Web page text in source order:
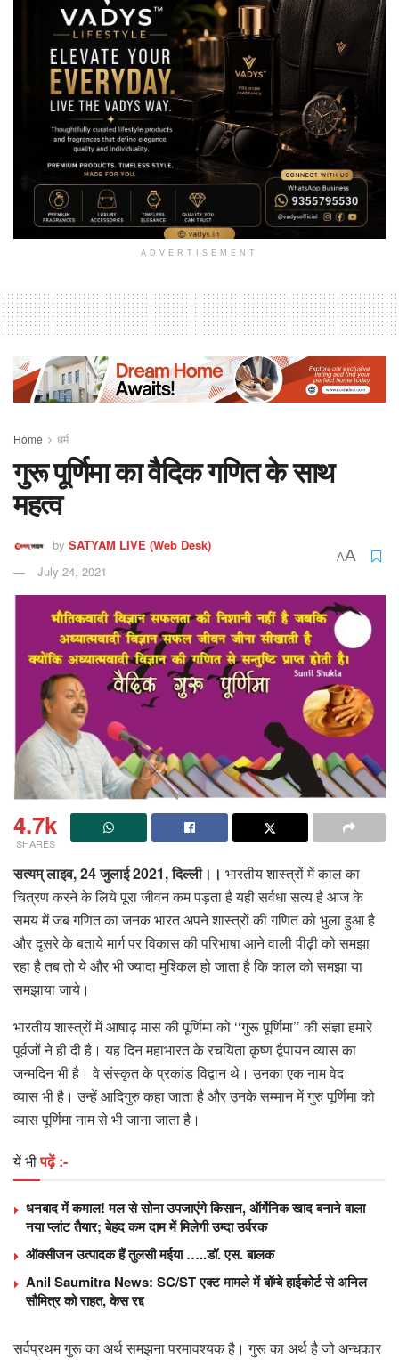
ADVERTISEMENT
Home धर्म
गुरू पूर्णिमा का वैदिक गणित के साथ
महत्व
by SATYAM LIVE (Web Desk)
July 24, 2021
AA
4.7k
SHARES
सत्यम् लाइव, 24 जुलाई 2021, दिल्ली।। भारतीय शास्त्रों में काल का
चित्रण करने के लिये पूरा जीवन कम पड़ता है यही सर्वधा सत्य है आज के
समय में जब गणित का जनक भारत अपने शास्त्रों की गणित को भुला हुआ है
और दूसरे के बताये मार्ग पर विकास की परिभाषा आने वाली पीढ़ी को समझा
रहा है तब तो ये और भी ज्यादा मुश्किल हो जाता है कि काल को समझा या
समझाया जाये।
भारतीय शास्त्रों में आषाढ़ मास की पूर्णिमा को ‘‘गुरू पूर्णिमा’’ की संज्ञा हमारे
पूर्वजों ने ही दी है। यह दिन महाभारत के रचयिता कृष्ण द्वैपायन व्यास का
जन्मदिन भी है। वे संस्कृत के प्रकांड विद्वान थे। उनका एक नाम वेद
व्यास भी है। उन्हें आदिगुरु कहा जाता है और उनके सम्मान में गुरु पूर्णिमा को
व्यास पूर्णिमा नाम से भी जाना जाता है।
यें भीपढ़ें :-
धनबाद में कमाल! मल से सोना उपजाएंगे किसान, ऑर्गेनिक खाद बनाने वाला
नया प्लांट तैयार; बेहद कम दाम में मिलेगी उम्दा उर्वरक
ऑक्सीजन उत्पादक हैं तुलसी मईया …..डॉ. एस. बालक
Anil Saumitra News: SC/ST एक्ट मामले में बॉम्बे हाईकोर्ट से अनिल
सौमित्र को राहत, केस रद्द
सर्वप्रथम गुरू का अर्थ समझना परमावश्यक है। गुरू का अर्थ है जो अन्धकार